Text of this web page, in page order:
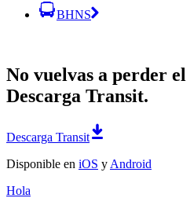
BHNS
No vuelvas a perder el
Descarga Transit.
Descarga Transit
Disponible en iOS y Android
Hola